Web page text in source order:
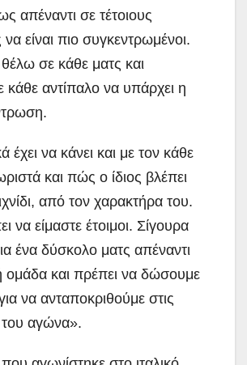
απέναντι σε τέτοιους
είναι πιο συγκεντρωμένοι.
σε κάθε ματς και
κάθε αντίπαλο να υπάρχει η
έχει να κάνει και με τον κάθε
και πώς ο ίδιος βλέπει
από τον χαρακτήρα του.
να είμαστε έτοιμοι. Σίγουρα
ένα δύσκολο ματς απέναντι
ομάδα και πρέπει να δώσουμε
να ανταποκριθούμε στις
του αγώνα».